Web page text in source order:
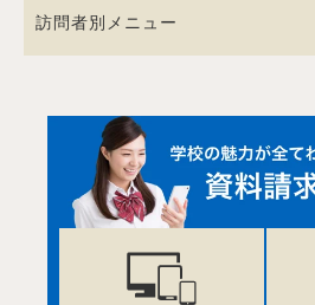
訪問者別メニュー